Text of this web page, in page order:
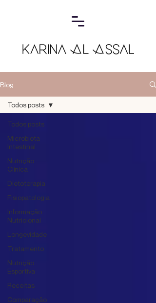
Blog
Todos posts
Microbiota
Intestinal
Nutrição
Clínica
Dietoterapia
Fisiopatologia
Informação
Nutricional
Longevidade
Tratamento
Nutrição
Esportiva
Receitas
Comparação
Todos posts